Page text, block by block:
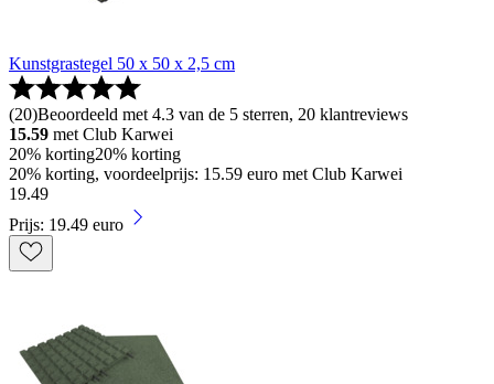
Kunstgrastegel 50 x 50 x 2,5 cm
(20)Beoordeeld met 4.3 van de 5 sterren, 20 klantreviews
15.59 met Club Karwei
20% korting20% korting
20% korting, voordeelprijs: 15.59 euro met Club Karwei
19.49
Prijs: 19.49 euro